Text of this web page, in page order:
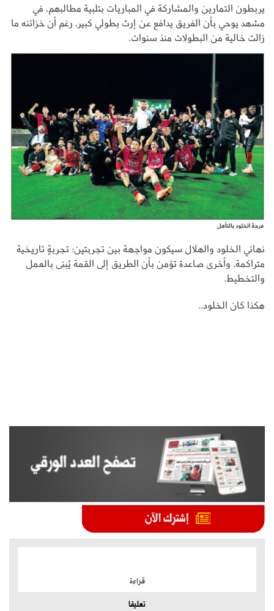
يربطون التمارين والمشاركة في المباريات بتلبية مطالبهم، في
مشهد يوحي بأن الفريق يدافع عن إرث بطولي كبير، رغم أن خزائنه ما
زالت خالية من البطولات منذ سنوات.
نهائي الخلود والهلال سيكون مواجهة بين تجربتين: تجربةٍ تاريخية
متراكمة، وأخرى صاعدة تؤمن بأن الطريق إلى القمة يُبنى بالعمل
والتخطيط.
هكذا كان الخلود..
قراءة
تعليقا